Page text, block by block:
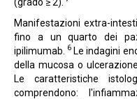
Manifestazioni extra-
fino a un quarto dei
ipilimumab.
6 Le indagini
della mucosa o
Le caratteristiche
comprendono: